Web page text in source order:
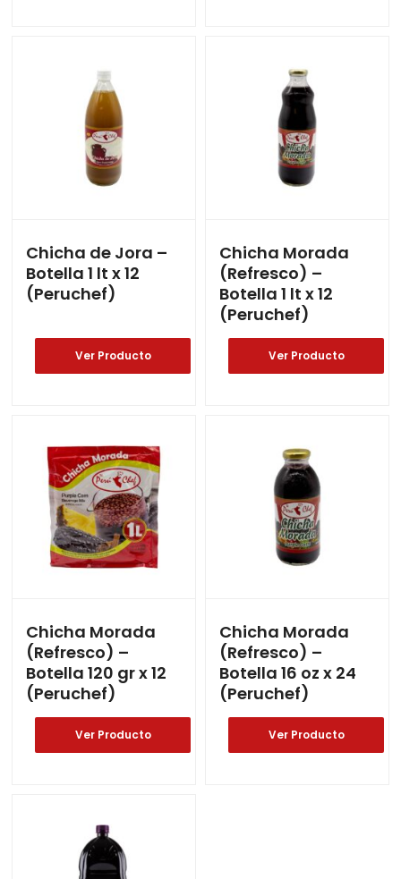
Chicha de Jora –
Botella 1 lt x 12
(Peruchef)
Ver Producto
Chicha Morada
(Refresco) –
Botella 1 lt x 12
(Peruchef)
Ver Producto
Chicha Morada
(Refresco) –
Botella 120 gr x 12
(Peruchef)
Ver Producto
Chicha Morada
(Refresco) –
Botella 16 oz x 24
(Peruchef)
Ver Producto